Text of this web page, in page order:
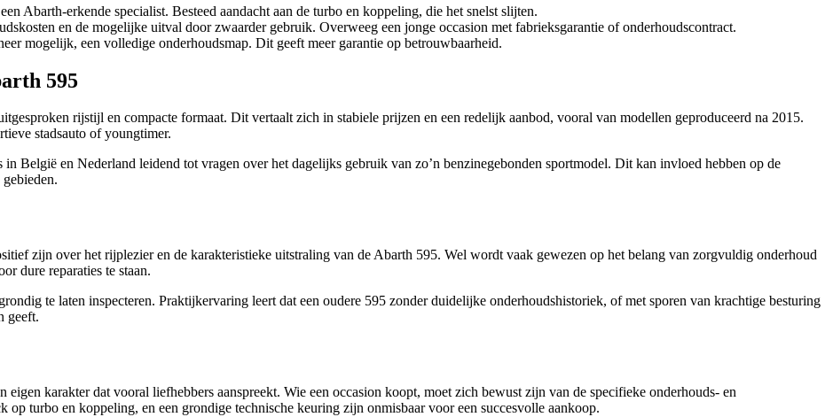
Abarth-erkende specialist. Besteed aandacht aan de turbo en koppeling, die het snelst slijten.
en de mogelijke uitval door zwaarder gebruik. Overweeg een jonge occasion met fabrieksgarantie of onderhoudscontract.
mogelijk, een volledige onderhoudsmap. Dit geeft meer garantie op betrouwbaarheid.
595
rijstijl en compacte formaat. Dit vertaalt zich in stabiele prijzen en een redelijk aanbod, vooral van modellen geproduceerd na 2015.
stadsauto of youngtimer.
België en Nederland leidend tot vragen over het dagelijks gebruik van zo’n benzinegebonden sportmodel. Dit kan invloed hebben op de
zijn over het rijplezier en de karakteristieke uitstraling van de Abarth 595. Wel wordt vaak gewezen op het belang van zorgvuldig onderhoud
dure reparaties te staan.
te laten inspecteren. Praktijkervaring leert dat een oudere 595 zonder duidelijke onderhoudshistoriek, of met sporen van krachtige besturing
geeft.
karakter dat vooral liefhebbers aanspreekt. Wie een occasion koopt, moet zich bewust zijn van de specifieke onderhouds- en
op turbo en koppeling, en een grondige technische keuring zijn onmisbaar voor een succesvolle aankoop.